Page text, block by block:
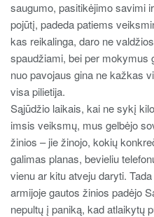
saugumo, pasitikėjimo savimi
pojūtį, padeda patiems
kas reikalinga, daro ne
spaudžiami, bei per mokymus
nuo pavojaus gina ne kažkas
visa pilietija.
Sąjūdžio laikais, kai ne sykį
imsis veiksmų, mus gelbėjo
žinios – jie žinojo, kokių
galimas planas, bevieliu
vienu ar kitu atveju daryti.
armijoje gautos žinios padėjo
nepultų į paniką, kad atlaikytų